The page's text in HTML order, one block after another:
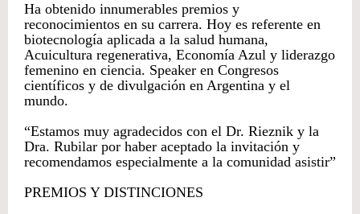
Ha obtenido innumerables premios y
reconocimientos en su carrera. Hoy es referente en
biotecnología aplicada a la salud humana,
Acuicultura regenerativa, Economía Azul y liderazgo
femenino en ciencia. Speaker en Congresos
científicos y de divulgación en Argentina y el
mundo.
“Estamos muy agradecidos con el Dr. Rieznik y la
Dra. Rubilar por haber aceptado la invitación y
recomendamos especialmente a la comunidad asistir”
PREMIOS Y DISTINCIONES